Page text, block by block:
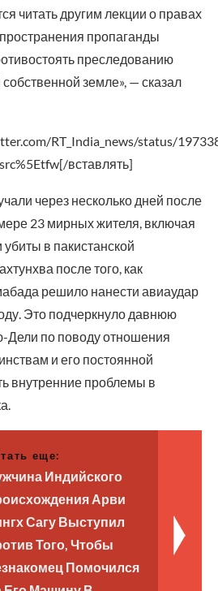
читать другим лекции о правах
пропаганды
преследованию
земле», — сказал
RT_India_news/status/
вставлять]
через несколько дней после
23 мирных жителя, включая
в пакистанской
после того, как
решило нанести авиаудар
Это подчеркнуло давнюю
Дели по поводу отношения
и его постоянной
внутренние проблемы в
еще:
Индийского
Арви
Сагу Выступил
Того, Чтобы
Помочился